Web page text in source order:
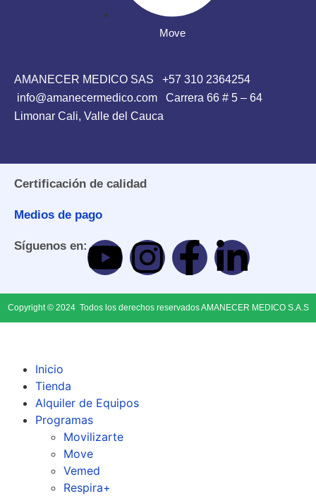
Move
AMANECER MEDICO SAS +57 310 2364254
info@amanecermedico.com Carrera 66 # 5 – 64
Limonar Cali, Valle del Cauca
Certificación de calidad
Medios de pago
Síguenos en:
Copyright © 2024 Todos los derechos reservados AMANECER MEDICO S.A.S
Inicio
Tienda
Alquiler de Equipos
Programas
Movilizarte
Move
Vemed
Respira+